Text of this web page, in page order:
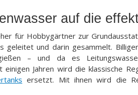
auf die
für Hobbygärtner zur
geleitet und darin gesammelt.
– und da es
einigen Jahren wird die klassische
ersetzt. Mit ihnen wird die